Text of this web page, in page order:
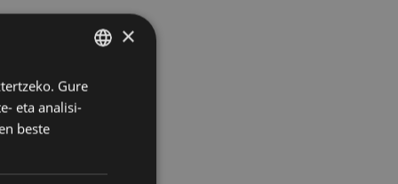
BASQUE
SPANISH
×
Gure
eta analisi-
beste